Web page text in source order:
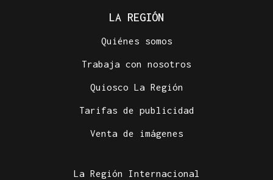
LA REGIÓN
Quiénes somos
Trabaja con nosotros
Quiosco La Región
Tarifas de publicidad
Venta de imágenes
La Región Internacional